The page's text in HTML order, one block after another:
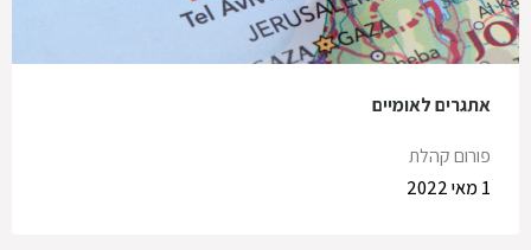
אתגרים לאומיים
פורום קהלת
1 מאי 2022